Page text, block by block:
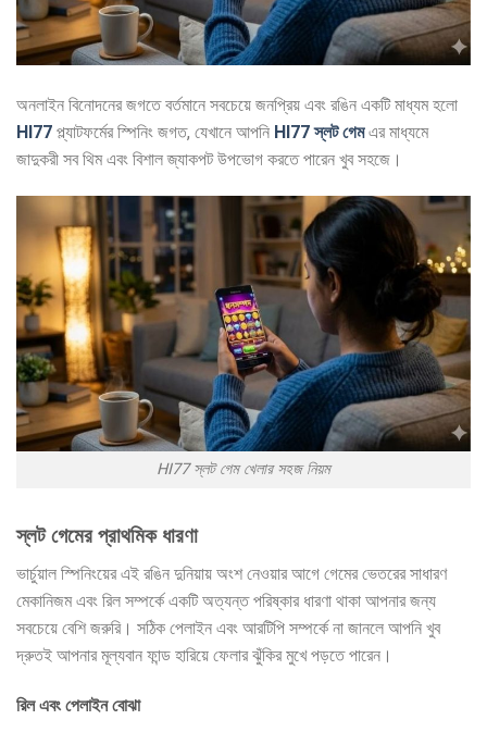
অনলাইন বিনোদনের জগতে বর্তমানে সবচেয়ে জনপ্রিয় এবং রঙিন একটি মাধ্যম হলো
HI77 প্ল্যাটফর্মের স্পিনিং জগত, যেখানে আপনি HI77 স্লট গেমএর মাধ্যমে
জাদুকরী সব থিম এবং বিশাল জ্যাকপট উপভোগ করতে পারেন খুব সহজে।
HI77 স্লট গেম খেলার সহজ নিয়ম
স্লট গেমের প্রাথমিক ধারণা
ভার্চুয়াল স্পিনিংয়ের এই রঙিন দুনিয়ায় অংশ নেওয়ার আগে গেমের ভেতরের সাধারণ
মেকানিজম এবং রিল সম্পর্কে একটি অত্যন্ত পরিষ্কার ধারণা থাকা আপনার জন্য
সবচেয়ে বেশি জরুরি। সঠিক পেলাইন এবং আরটিপি সম্পর্কে না জানলে আপনি খুব
দ্রুতই আপনার মূল্যবান ফান্ড হারিয়ে ফেলার ঝুঁকির মুখে পড়তে পারেন।
রিল এবং পেলাইন বোঝা